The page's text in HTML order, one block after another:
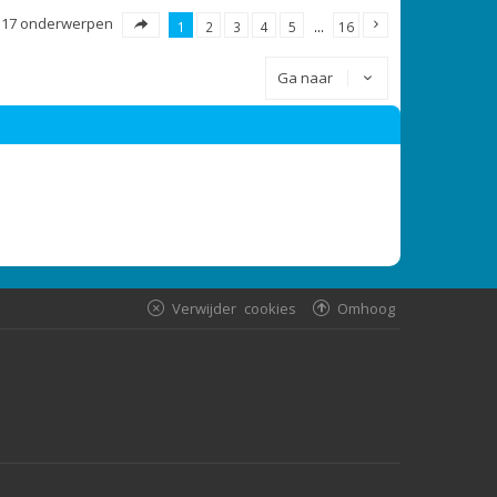
onderwerpen 1 2 3 4 5 … 16
Ga naar
Omhoog
Verwijder cookies